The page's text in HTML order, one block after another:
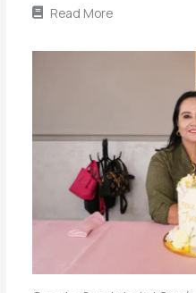
Read More